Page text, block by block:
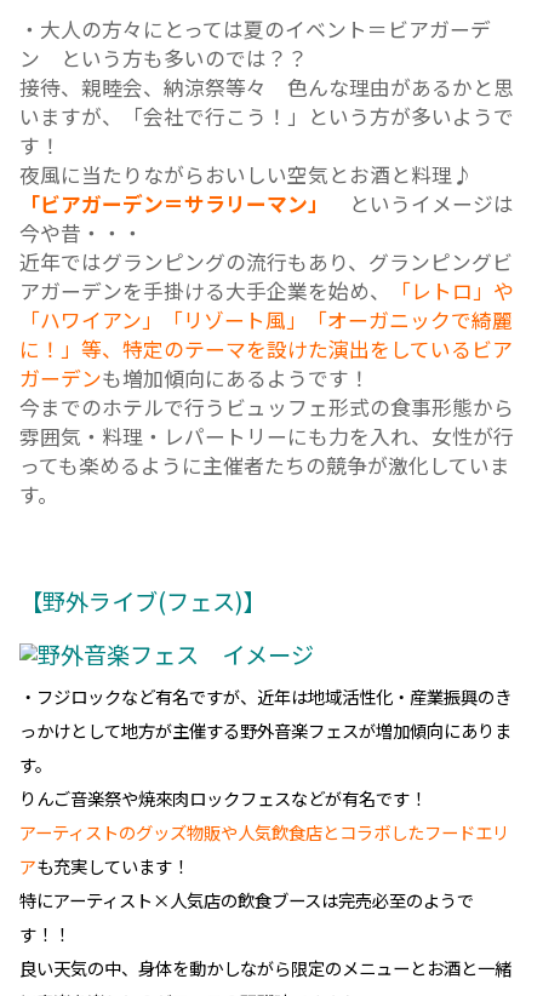
べるのも楽しみの一つです。
【ビアガーデン】
・大人の方々にとっては夏のイベント＝ビアガー
ン という方も多いのでは？？
接待、親睦会、納涼祭等々 色んな理由があるか
いますが、「会社で行こう！」という方が多いよ
す！
夜風に当たりながらおいしい空気とお酒と料理♪
「ビアガーデン＝サラリーマン」というイメー
今や昔・・・
近年ではグランピングの流行もあり、グランピン
アガーデンを手掛ける大手企業を始め、
ガーデンも増加傾向にあるようです！
今までのホテルで行うビュッフェ形式の食事形態
雰囲気・料理・レパートリーにも力を入れ、女性
っても楽めるように主催者たちの競争が激化して
す。
【野外ライブ(フェス)】
・フジロックなど有名ですが、近年は地域活性化・産業振興